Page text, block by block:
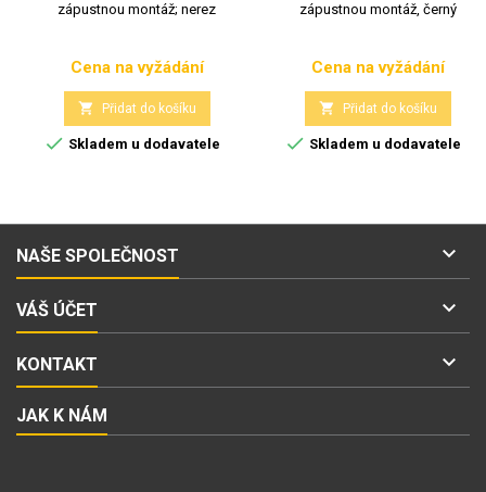
zápustnou montáž; nerez
Cena
Cena na vyžádání
 Přidat do košíku
 Skladem u dodavatele
zápustnou montáž, černý
Cena
Cena na vyžádání
 Přidat do košíku
 Skladem u dodavatele
NAŠE SPOLEČNOST 
VÁŠ ÚČET 
KONTAKT 
JAK K NÁM